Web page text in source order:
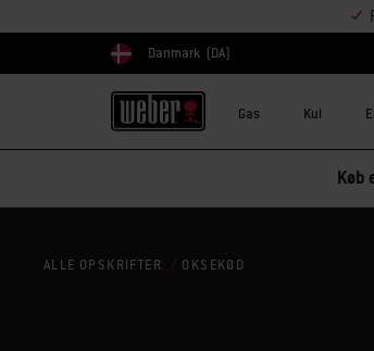
Vælg land
Danmark (DA)
Gas Kul
Køb
ALLE OPSKRIFTER OKSEKØD